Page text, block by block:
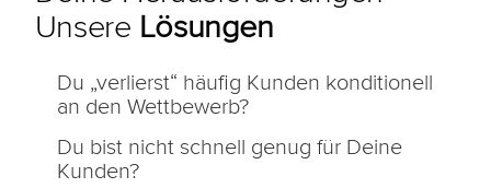
Unsere Lösungen
Du „verlierst“ häufig Kunden konditionell
an den Wettbewerb?
Du bist nicht schnell genug für Deine
Kunden?